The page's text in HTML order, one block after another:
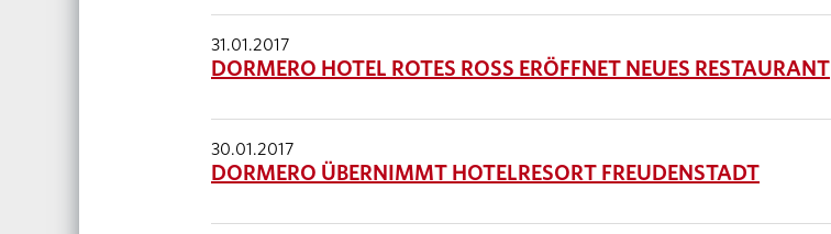
31.01.2017
DORMERO HOTEL ROTES ROSS ERÖFFNET NEUES RESTAURANT
30.01.2017
DORMERO ÜBERNIMMT HOTELRESORT FREUDENSTADT